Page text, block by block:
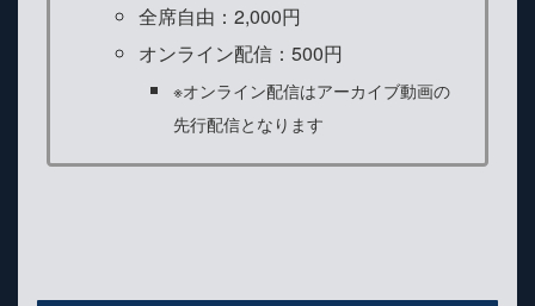
全席自由：2,000円
オンライン配信：500円
※オンライン配信はアーカイブ動画の
先行配信となります